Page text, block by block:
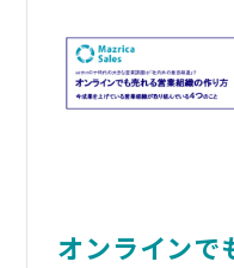
オンラインで